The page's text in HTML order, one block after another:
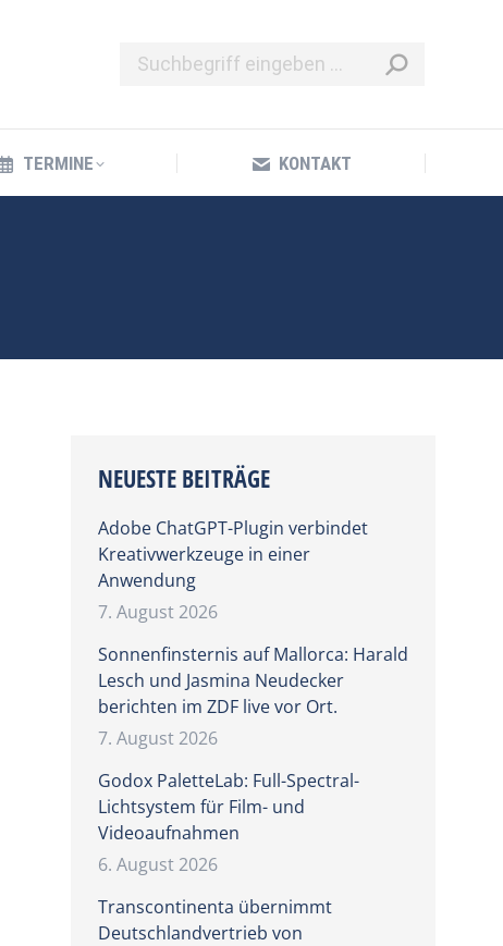
TERMINE KONTAKT
NEUESTE BEITRÄGE
Adobe ChatGPT-Plugin verbindet
Kreativwerkzeuge in einer
Anwendung
7. August 2026
Sonnenfinsternis auf Mallorca: Harald
Lesch und Jasmina Neudecker
berichten im ZDF live vor Ort.
7. August 2026
Godox PaletteLab: Full-Spectral-
Lichtsystem für Film- und
Videoaufnahmen
6. August 2026
Transcontinenta übernimmt
Deutschlandvertrieb von